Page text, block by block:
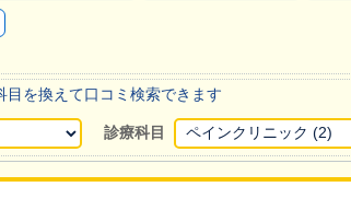
目を換えて口コミ検索できます
診療科目